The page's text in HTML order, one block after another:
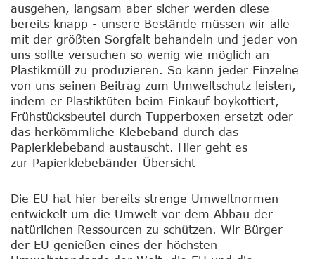
ausgehen, langsam aber sicher werden diese
bereits knapp - unsere Bestände müssen wir alle
mit der größten Sorgfalt behandeln und jeder von
uns sollte versuchen so wenig wie möglich an
Plastikmüll zu produzieren. So kann jeder Einzelne
von uns seinen Beitrag zum Umweltschutz leisten,
indem er Plastiktüten beim Einkauf boykottiert,
Frühstücksbeutel durch Tupperboxen ersetzt oder
das herkömmliche Klebeband durch das
Papierklebeband austauscht. Hier geht es
zur Papierklebebänder Übersicht
Die EU hat hier bereits strenge Umweltnormen
entwickelt um die Umwelt vor dem Abbau der
natürlichen Ressourcen zu schützen. Wir Bürger
der EU genießen eines der höchsten